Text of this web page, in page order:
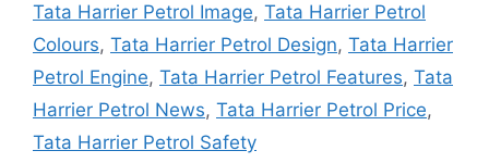
Tata Harrier Petrol Image, Tata Harrier Petrol
Colours, Tata Harrier Petrol Design, Tata Harrier
Petrol Engine, Tata Harrier Petrol Features, Tata
Harrier Petrol News, Tata Harrier Petrol Price,
Tata Harrier Petrol Safety